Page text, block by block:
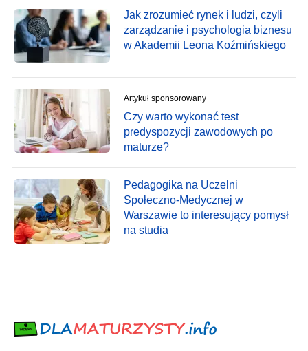
Jak zrozumieć rynek i ludzi, czyli
zarządzanie i psychologia biznesu
w Akademii Leona Koźmińskiego
Artykuł sponsorowany
Czy warto wykonać test
predyspozycji zawodowych po
maturze?
Pedagogika na Uczelni
Społeczno-Medycznej w
Warszawie to interesujący pomysł
na studia